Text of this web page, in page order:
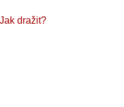
Jak dražit?